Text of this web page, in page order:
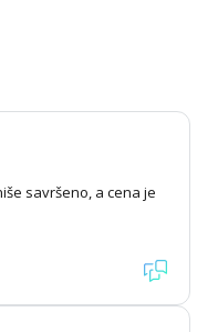
savršeno, a cena je